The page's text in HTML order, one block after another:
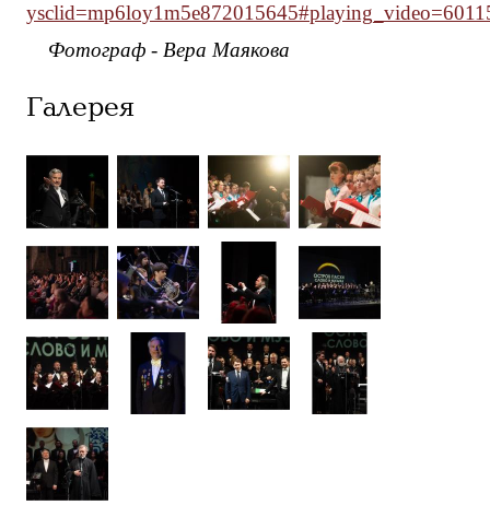
Фотограф - Вера Маякова
Галерея